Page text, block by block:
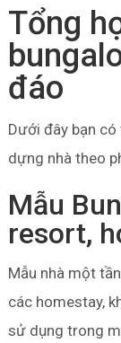
Tổng
đáo
Dưới đây bạn
dựng nhà theo
Mẫu
resort,
Mẫu nhà một
các homestay,
sử dụng trong